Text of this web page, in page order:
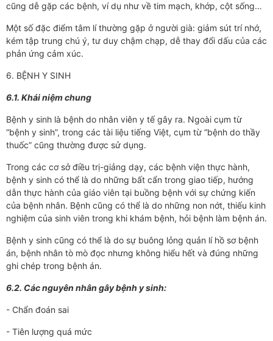
cũng dễ gặp các bệnh, ví dụ như về tim mạch, khớp, cột sống…
Một số đặc điểm tâm lí thường gặp ở người già: giảm sút trí nhớ,
kém tập trung chú ý, tư duy chậm chạp, dễ thay đổi dấu của các
phản ứng cảm xúc.
6. BỆNH Y SINH
6.1. Khái niệm chung
Bệnh y sinh là bệnh do nhân viên y tế gây ra. Ngoài cụm từ
“bệnh y sinh”, trong các tài liệu tiếng Việt, cụm từ “bệnh do thầy
thuốc” cũng thường được sử dụng.
Trong các cơ sở điều trị-giảng dạy, các bệnh viện thực hành,
bệnh y sinh có thể là do những bất cẩn trong giao tiếp, hướng
dẫn thực hành của giáo viên tại buồng bệnh với sự chứng kiến
của bệnh nhân. Bệnh cũng có thể là do những non nớt, thiếu kinh
nghiệm của sinh viên trong khi khám bệnh, hỏi bệnh làm bệnh án.
Bệnh y sinh cũng có thể là do sự buông lỏng quản lí hồ sơ bệnh
án, bệnh nhân tò mò đọc nhưng không hiểu hết và đúng những
ghi chép trong bệnh án.
6.2. Các nguyên nhân gây bệnh y sinh:
- Chẩn đoán sai
- Tiên lượng quá mức